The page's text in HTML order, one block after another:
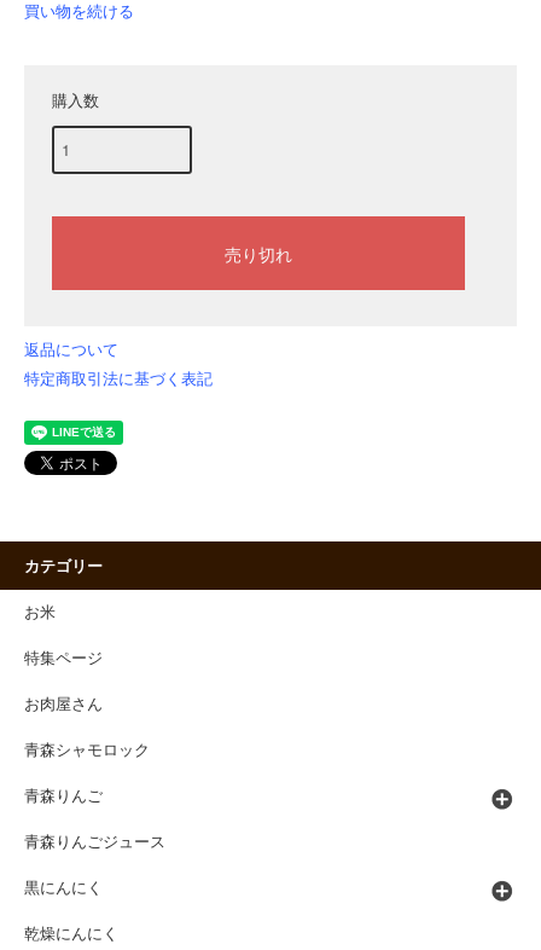
買い物を続ける
購入数
返品について
特定商取引法に基づく表記
カテゴリー
お米
特集ページ
お肉屋さん
青森シャモロック
青森りんご
青森りんごジュース
黒にんにく
乾燥にんにく